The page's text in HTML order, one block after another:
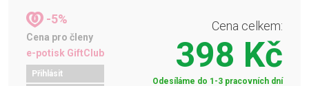
-5%
Cena pro členy
e-potisk GiftClub
Přihlásit
Cena celkem:
398 Kč
Odesíláme do 1-3 pracovních dní